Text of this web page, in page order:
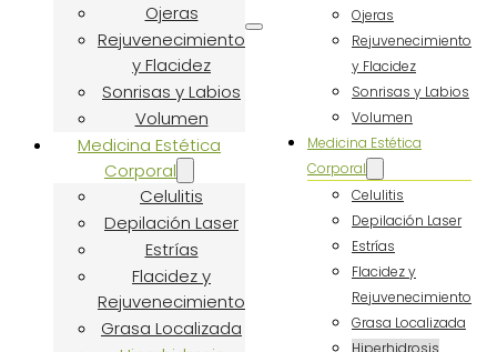
Ojeras
Rejuvenecimiento
y Flacidez
Sonrisas y Labios
Volumen
Medicina Estética
Corporal
Celulitis
Depilación Laser
Estrías
Flacidez y
Rejuvenecimiento
Grasa Localizada
Ojeras
Rejuvenecimiento
y Flacidez
Sonrisas y Labios
Volumen
Medicina Estética
Corporal
Celulitis
Depilación Laser
Estrías
Flacidez y
Rejuvenecimiento
Grasa Localizada
Hiperhidrosis